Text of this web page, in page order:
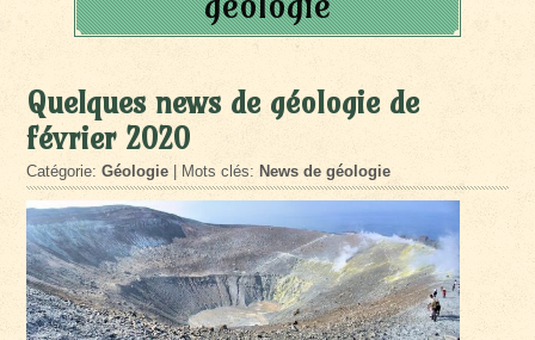
Quelques news de géologie de
février 2020
Catégorie:Géologie | Mots clés: News de géologie